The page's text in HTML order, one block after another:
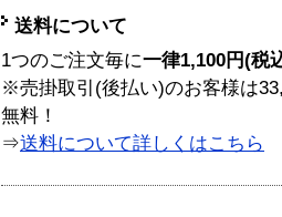
送料について
1つのご注文毎に一律1,100円(税
※売掛取引(後払い)のお客様は
無料！
⇒送料について詳しくはこちら